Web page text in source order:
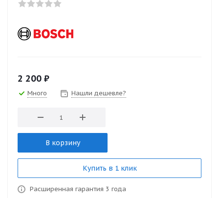
2 200 ₽
Много Нашли дешевле?
В корзину
Купить в 1 клик
Расширенная гарантия 3 года